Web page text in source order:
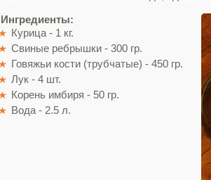
Ингредиенты:
Курица - 1 кг.
Свиные ребрышки - 300 гр.
Говяжьи кости (трубчатые) - 450 гр.
Лук - 4 шт.
Корень имбиря - 50 гр.
Вода - 2.5 л.